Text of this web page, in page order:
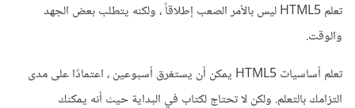
تعلم HTML5 ليس بالأمر الصعب إطلاقاً ، ولكنه يتطلب بعض الجهد
والوقت.
تعلم أساسيات HTML5 يمكن أن يستغرق أسبوعين ، اعتمادًا على مدى
التزامك بالتعلم. ولكن لا تحتاج لكتاب في البداية حيث أنه يمكنك